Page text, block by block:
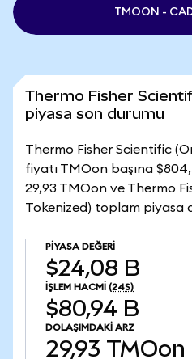
TMOON -
Thermo Fisher
piyasa son durumu
Thermo Fisher Scientific
fiyatı TMOon başına
29,93 TMOon ve Thermo
Tokenized) toplam piyasa
PIYASA DEĞERI
$24,08 B
İŞLEM HACMI (24S)
$80,94 B
DOLAŞIMDAKI ARZ
29,93 TMOon